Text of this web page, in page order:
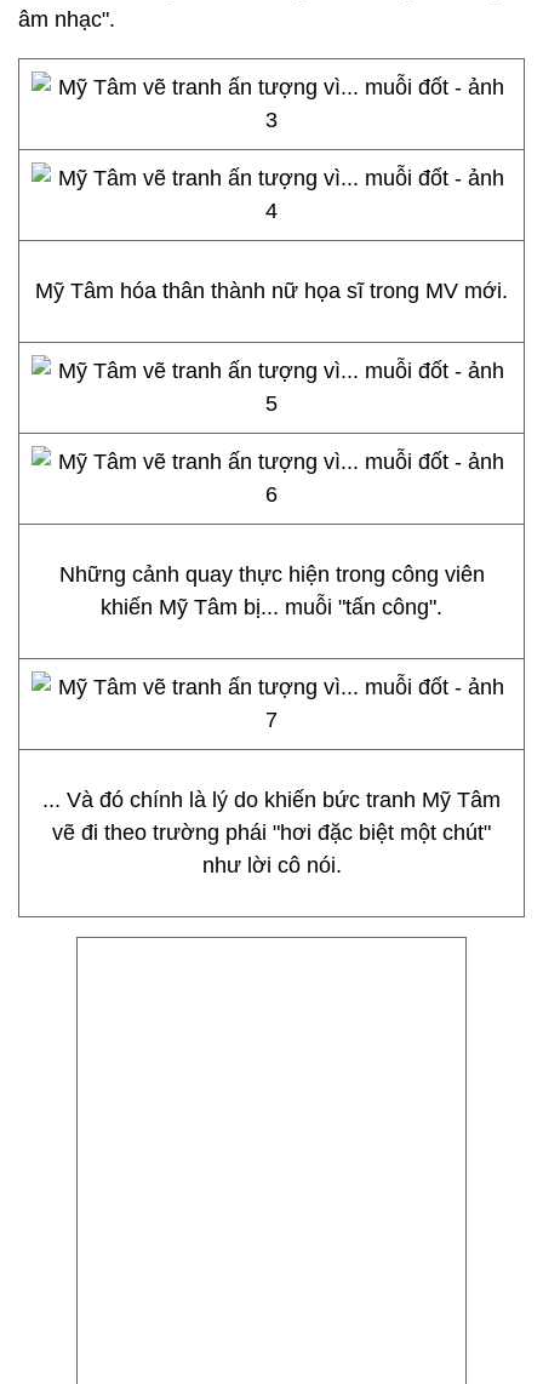
âm nhạc".
Mỹ Tâm hóa thân thành nữ họa sĩ trong MV mới.
Những cảnh quay thực hiện trong công viên
khiến Mỹ Tâm bị... muỗi "tấn công".
... Và đó chính là lý do khiến bức tranh Mỹ Tâm
vẽ đi theo trường phái "hơi đặc biệt một chút"
như lời cô nói.